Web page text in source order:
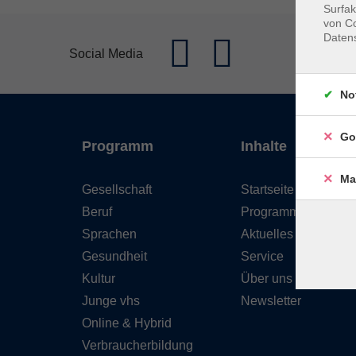
Social Media
Programm
Gesellschaft
Beruf
Sprachen
Gesundheit
Kultur
Junge vhs
Online & Hybrid
Verbraucherbildung
Inhalte
Startseite
Programm
Aktuelles
Service
Über uns
Newsletter
von